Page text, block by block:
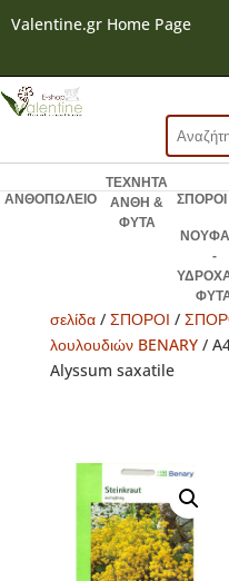
Valentine.gr Home Page
για:
ΑΝΘΟΠΩΛΕΙΟ
ΤΕΧΝΗΤΑ
ΑΝΘΗ &
ΦΥΤΑ
ΣΠΟΡΟΙ
-
σελίδα/ ΣΠΟΡΟΙ /
λουλουδιών BENARY/
Alyssum saxatile